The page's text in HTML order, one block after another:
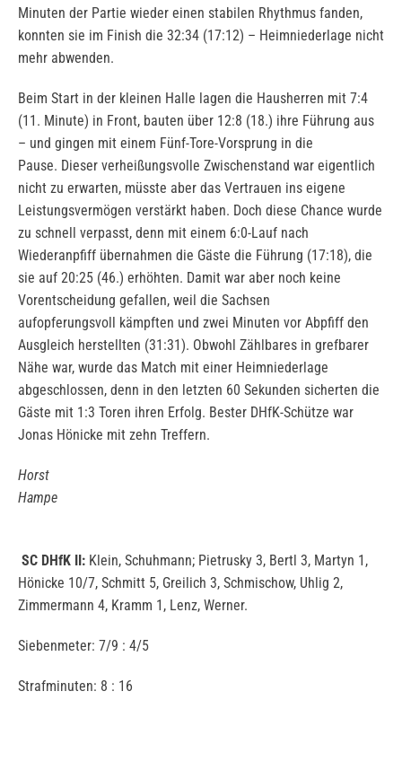
Minuten der Partie wieder einen stabilen Rhythmus fanden,
konnten sie im Finish die 32:34 (17:12) – Heimniederlage nicht
mehr abwenden.
Beim Start in der kleinen Halle lagen die Hausherren mit 7:4
(11. Minute) in Front, bauten über 12:8 (18.) ihre Führung aus
– und gingen mit einem Fünf-Tore-Vorsprung in die
Pause. Dieser verheißungsvolle Zwischenstand war eigentlich
nicht zu erwarten, müsste aber das Vertrauen ins eigene
Leistungsvermögen verstärkt haben. Doch diese Chance wurde
zu schnell verpasst, denn mit einem 6:0-Lauf nach
Wiederanpfiff übernahmen die Gäste die Führung (17:18), die
sie auf 20:25 (46.) erhöhten. Damit war aber noch keine
Vorentscheidung gefallen, weil die Sachsen
aufopferungsvoll kämpften und zwei Minuten vor Abpfiff den
Ausgleich herstellten (31:31). Obwohl Zählbares in grefbarer
Nähe war, wurde das Match mit einer Heimniederlage
abgeschlossen, denn in den letzten 60 Sekunden sicherten die
Gäste mit 1:3 Toren ihren Erfolg. Bester DHfK-Schütze war
Jonas Hönicke mit zehn Treffern.
Horst
Hampe
SC DHfK II: Klein, Schuhmann; Pietrusky 3, Bertl 3, Martyn 1,
Hönicke 10/7, Schmitt 5, Greilich 3, Schmischow, Uhlig 2,
Zimmermann 4, Kramm 1, Lenz, Werner.
Siebenmeter: 7/9 : 4/5
Strafminuten: 8 : 16